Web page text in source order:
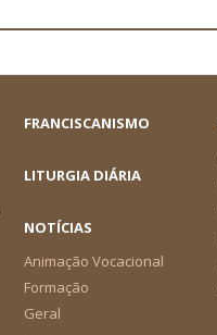
FRANCISCANISMO
LITURGIA DIÁRIA
NOTÍCIAS
Animação Vocacional
Formação
Geral